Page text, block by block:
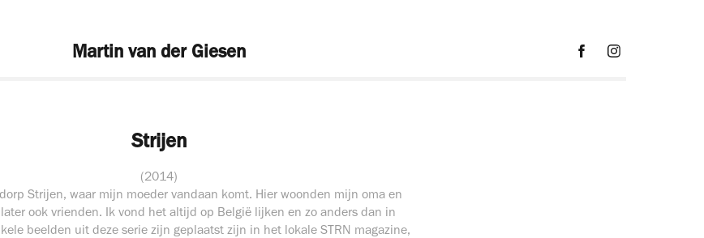
Martin van der Giesen
Strijen
(2014)
Strijen, waar mijn moeder vandaan komt. Hier woonden mijn oma en
ook vrienden. Ik vond het altijd op België lijken en zo anders dan in
beelden uit deze serie zijn geplaatst zijn in het lokale STRN magazine,